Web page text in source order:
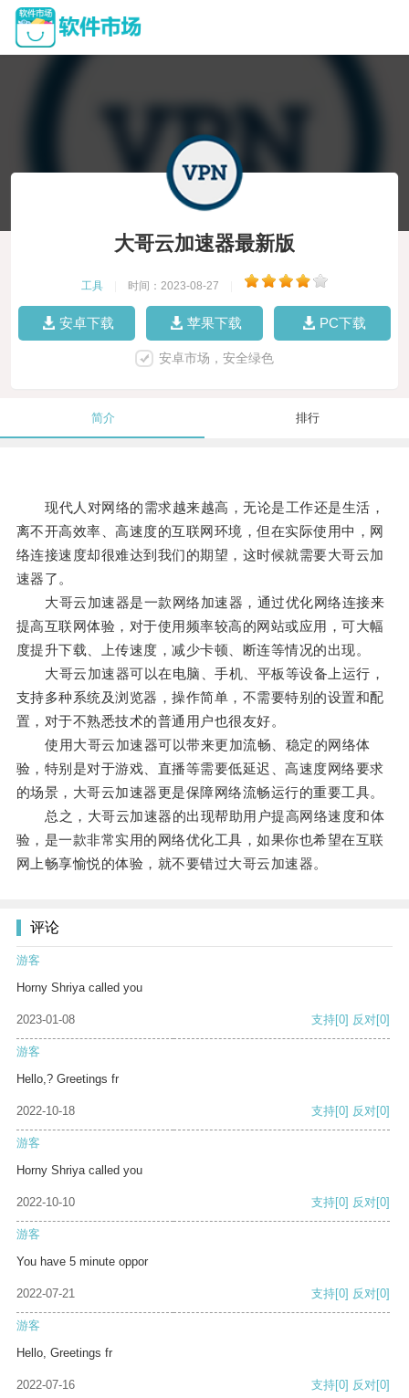
大哥云加速器最新版
工具 时间：2023-08-27
安卓下载 苹果下载 PC下载
安卓市场，安全绿色
简介 排行
现代人对网络的需求越来越高，无论是工作还是生活，
离不开高效率、高速度的互联网环境，但在实际使用中，网
络连接速度却很难达到我们的期望，这时候就需要大哥云加
速器了。
大哥云加速器是一款网络加速器，通过优化网络连接来
提高互联网体验，对于使用频率较高的网站或应用，可大幅
度提升下载、上传速度，减少卡顿、断连等情况的出现。
大哥云加速器可以在电脑、手机、平板等设备上运行，
支持多种系统及浏览器，操作简单，不需要特别的设置和配
置，对于不熟悉技术的普通用户也很友好。
使用大哥云加速器可以带来更加流畅、稳定的网络体
验，特别是对于游戏、直播等需要低延迟、高速度网络要求
的场景，大哥云加速器更是保障网络流畅运行的重要工具。
总之，大哥云加速器的出现帮助用户提高网络速度和体
验，是一款非常实用的网络优化工具，如果你也希望在互联
网上畅享愉悦的体验，就不要错过大哥云加速器。
评论
游客
Horny Shriya called you
2023-01-08 支持[0] 反对[0]
游客
Hello,? Greetings fr
2022-10-18 支持[0] 反对[0]
游客
Horny Shriya called you
2022-10-10 支持[0] 反对[0]
游客
You have 5 minute oppor
2022-07-21 支持[0] 反对[0]
游客
Hello, Greetings fr
2022-07-16 支持[0] 反对[0]